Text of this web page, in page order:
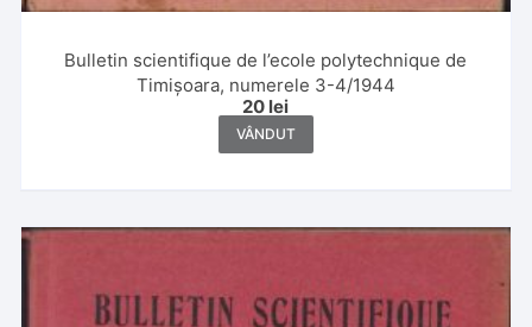
Bulletin scientifique de l’ecole polytechnique de
Timișoara, numerele 3-4/1944
20 lei
VÂNDUT